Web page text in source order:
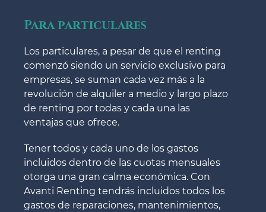
Para particulares
Los particulares, a pesar de que el renting
comenzó siendo un servicio exclusivo para
empresas, se suman cada vez más a la
revolución de alquiler a medio y largo plazo
de renting por todas y cada una las
ventajas que ofrece.
Tener todos y cada uno de los gastos
incluidos dentro de las cuotas mensuales
otorga una gran calma económica. Con
Avanti Renting tendrás incluidos todos los
gastos de reparaciones, mantenimientos,